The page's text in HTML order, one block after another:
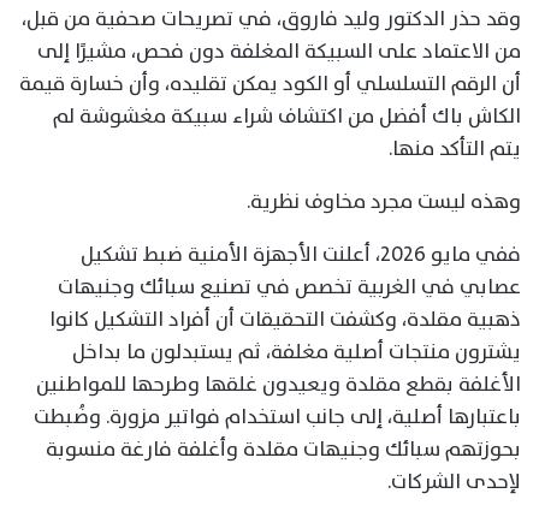
وقد حذر الدكتور وليد فاروق، في تصريحات صحفية من قبل،
من الاعتماد على السبيكة المغلفة دون فحص، مشيرًا إلى
أن الرقم التسلسلي أو الكود يمكن تقليده، وأن خسارة قيمة
الكاش باك أفضل من اكتشاف شراء سبيكة مغشوشة لم
يتم التأكد منها.
وهذه ليست مجرد مخاوف نظرية.
ففي مايو 2026، أعلنت الأجهزة الأمنية ضبط تشكيل
عصابي في الغربية تخصص في تصنيع سبائك وجنيهات
ذهبية مقلدة، وكشفت التحقيقات أن أفراد التشكيل كانوا
يشترون منتجات أصلية مغلفة، ثم يستبدلون ما بداخل
الأغلفة بقطع مقلدة ويعيدون غلقها وطرحها للمواطنين
باعتبارها أصلية، إلى جانب استخدام فواتير مزورة. وضُبطت
بحوزتهم سبائك وجنيهات مقلدة وأغلفة فارغة منسوبة
لإحدى الشركات.